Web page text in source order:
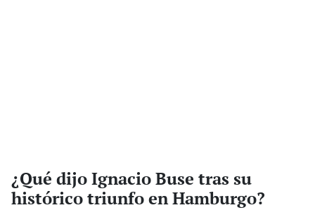
¿Qué dijo Ignacio Buse tras su
histórico triunfo en Hamburgo?